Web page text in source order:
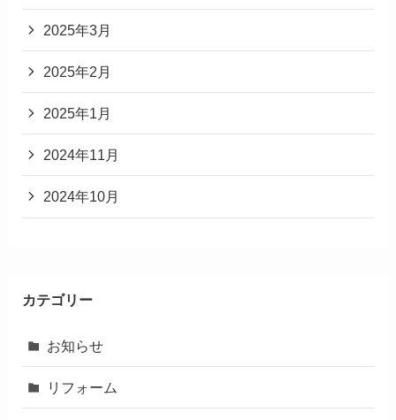
2025年3月
2025年2月
2025年1月
2024年11月
2024年10月
カテゴリー
お知らせ
リフォーム